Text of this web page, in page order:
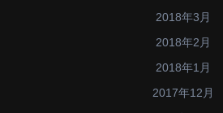
2018年3月
2018年2月
2018年1月
2017年12月